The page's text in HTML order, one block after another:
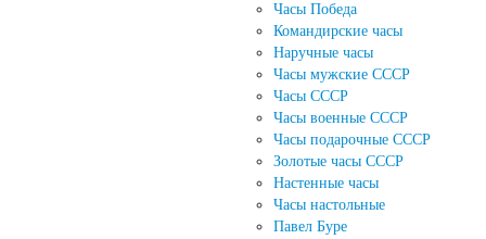
Часы Победа
Командирские часы
Наручные часы
Часы мужские СССР
Часы СССР
Часы военные СССР
Часы подарочные СССР
Золотые часы СССР
Настенные часы
Часы настольные
Павел Буре